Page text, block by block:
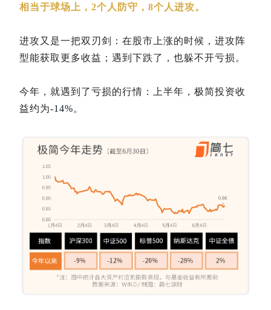
相当于球场上，2个人防守，8个人进攻。
进攻又是一把双刃剑：在股市上涨的时候，进攻阵
型能获取更多收益；遇到下跌了，也躲不开亏损。
今年，就遇到了亏损的行情：上半年，极简投资收
益约为-14%。